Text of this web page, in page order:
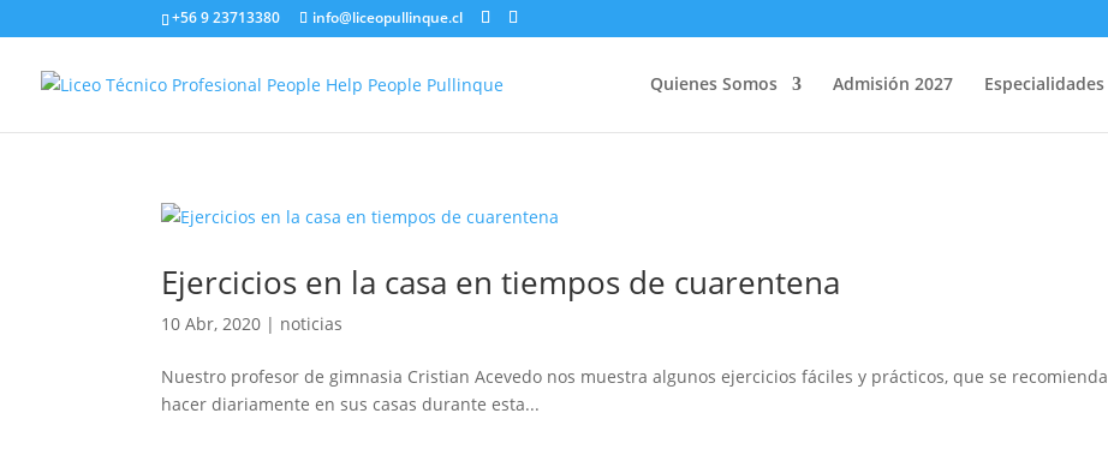
+56 9 23713380 info@liceopullinque.cl
Quienes Somos Admisión 2027 Especialidades
Ejercicios en la casa en tiempos de cuarentena
10 Abr, 2020 | noticias
Nuestro profesor de gimnasia Cristian Acevedo nos muestra algunos ejercicios fáciles y prácticos, que se recomienda
hacer diariamente en sus casas durante esta...